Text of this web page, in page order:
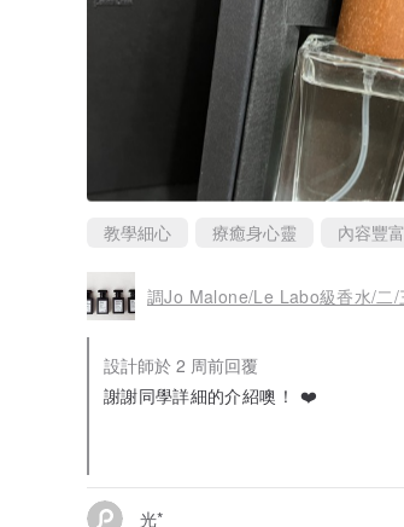
教學細心 療癒身心靈 內容豐富
調Jo Malone/Le Labo級香水/二
設計師於 2 周前回覆
謝謝同學詳細的介紹噢！ ❤️
歡迎有機會再來玩 🙋🙋
光*